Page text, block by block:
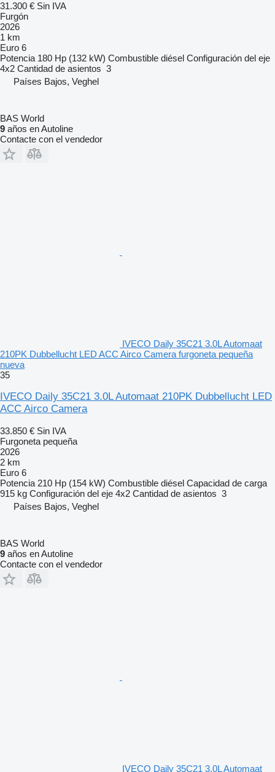
31.300 € Sin IVA
Furgón
2026
1 km
Euro 6
Potencia 180 Hp (132 kW) Combustible diésel Configuración del eje
4x2 Cantidad de asientos 3
Países Bajos, Veghel
BAS World
9 años en Autoline
Contacte con el vendedor
IVECO Daily 35C21 3.0L Automaat
210PK Dubbellucht LED ACC Airco Camera furgoneta pequeña
nueva
35
IVECO Daily 35C21 3.0L Automaat 210PK Dubbellucht LED
ACC Airco Camera
33.850 € Sin IVA
Furgoneta pequeña
2026
2 km
Euro 6
Potencia 210 Hp (154 kW) Combustible diésel Capacidad de carga
915 kg Configuración del eje 4x2 Cantidad de asientos 3
Países Bajos, Veghel
BAS World
9 años en Autoline
Contacte con el vendedor
IVECO Daily 35C21 3.0L Automaat